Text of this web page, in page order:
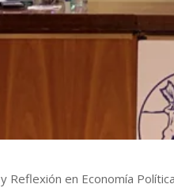
Reflexión en Economía Política